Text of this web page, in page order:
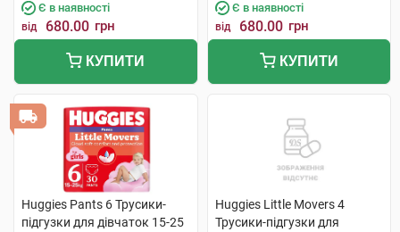
Є в наявності
від 680.00 грн
КУПИТИ
Є в наявності
від 680.00 грн
КУПИТИ
Huggies Pants 6 Трусики-
підгузки для дівчаток 15-25
Huggies Little Movers 4
Трусики-підгузки для